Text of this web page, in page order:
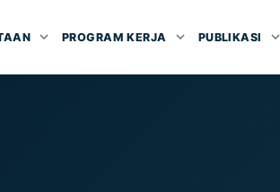
PROGRAM KERJA PUBLIKASI